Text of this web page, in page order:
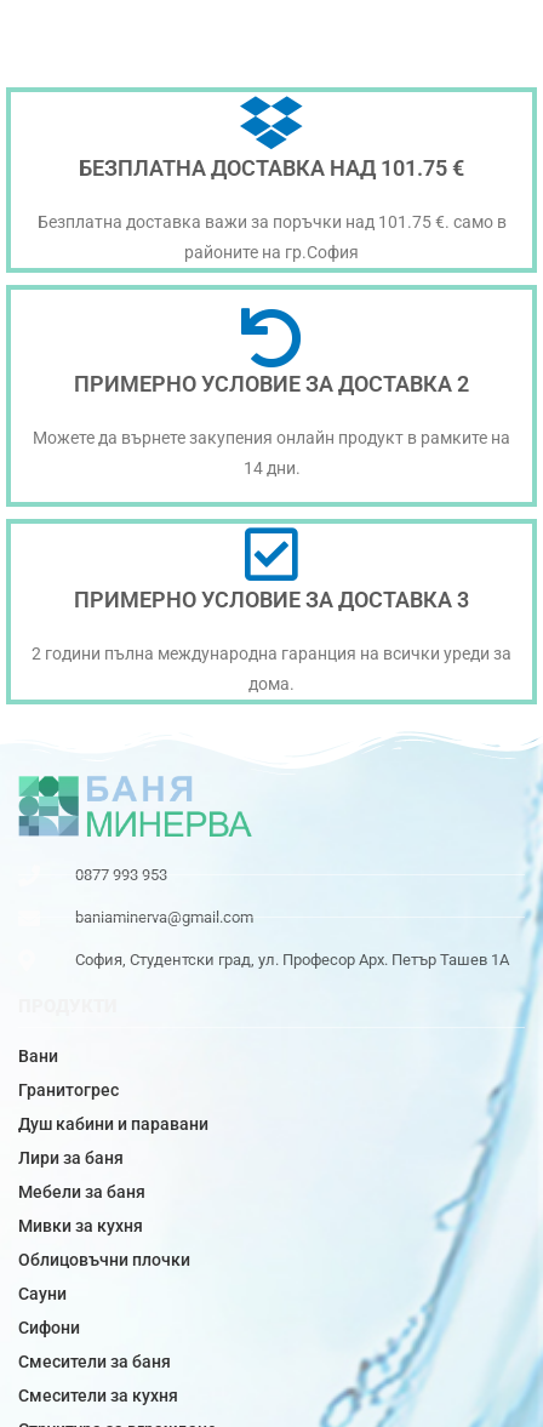
БЕЗПЛАТНА ДОСТАВКА НАД 101.75 €
Безплатна доставка важи за поръчки над 101.75 €. само в
районите на гр.София
ПРИМЕРНО УСЛОВИЕ ЗА ДОСТАВКА 2
Можете да върнете закупения онлайн продукт в рамките на
14 дни.
ПРИМЕРНО УСЛОВИЕ ЗА ДОСТАВКА 3
2 години пълна международна гаранция на всички уреди за
дома.
0877 993 953
baniaminerva@gmail.com
София, Студентски град, ул. Професор Арх. Петър Ташев 1А
Вани
Гранитогрес
Душ кабини и паравани
Лири за баня
Мебели за баня
Мивки за кухня
Облицовъчни плочки
Сауни
Сифони
Смесители за баня
Смесители за кухня